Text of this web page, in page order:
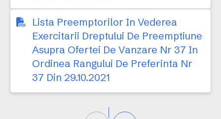
Lista Preemptorilor In Vederea
Exercitarii Dreptului De Preemptiune
Asupra Ofertei De Vanzare Nr 37 In
Ordinea Rangului De Preferinta Nr
37 Din 29.10.2021